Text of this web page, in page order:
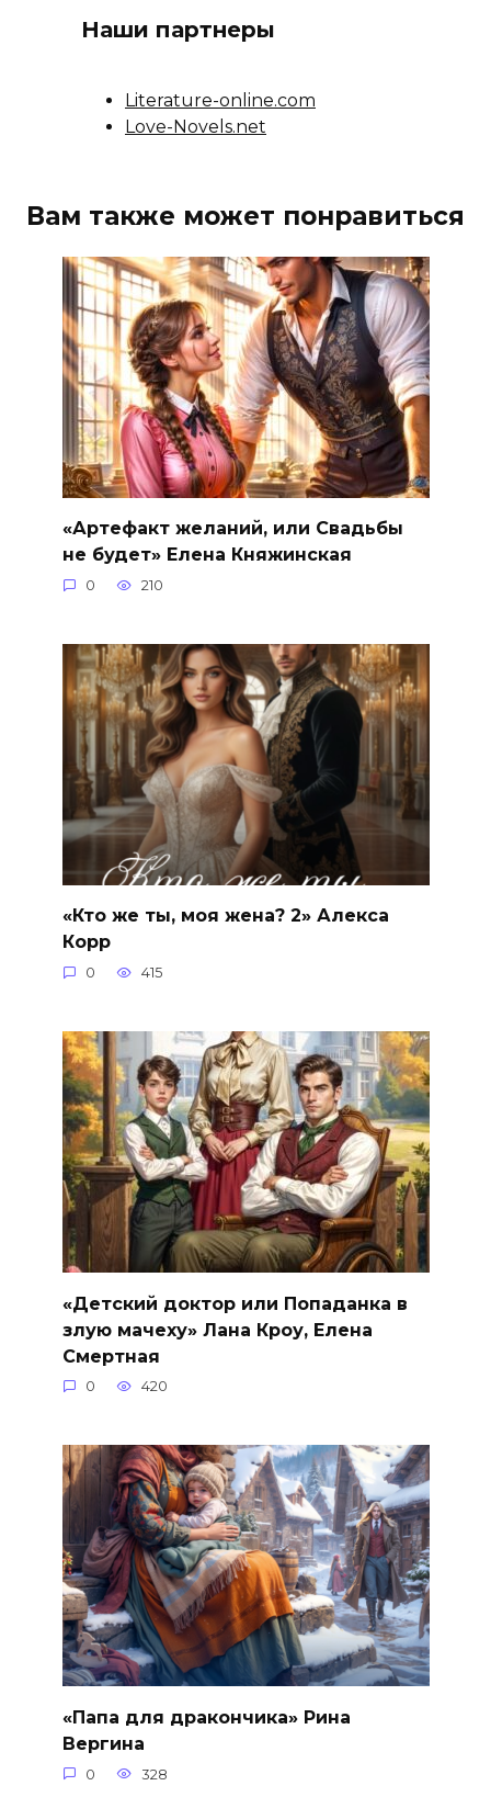
Наши партнеры
Literature-online.com
Love-Novels.net
Вам также может понравиться
«Артефакт желаний, или Свадьбы
не будет» Елена Княжинская
0 210
«Кто же ты, моя жена? 2» Алекса
Корр
0 415
«Детский доктор или Попаданка в
злую мачеху» Лана Кроу, Елена
Смертная
0 420
«Папа для дракончика» Рина
Вергина
0 328